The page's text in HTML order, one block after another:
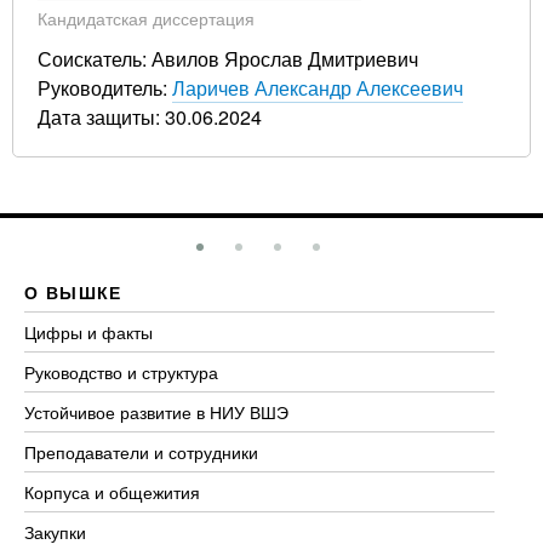
Кандидатская диссертация
Соискатель: Авилов Ярослав Дмитриевич
Руководитель: Ларичев Александр Алексеевич
Дата защиты: 30.06.2024
О ВЫШКЕ
Цифры и факты
Руководство и структура
Устойчивое развитие в НИУ ВШЭ
Преподаватели и сотрудники
Корпуса и общежития
Закупки